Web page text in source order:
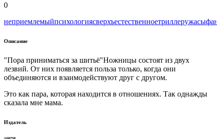
0
неприемлемыйпсихологиясверхъестественноетриллеружасы
Описание
"Пора приниматься за шитьё"Ножницы состоят из двух
лезвий. От них появляется польза только, когда они
объединяются и взаимодействуют друг с другом.
Это как пара, которая находится в отношениях. Так однажды
сказала мне мама.
Издатель